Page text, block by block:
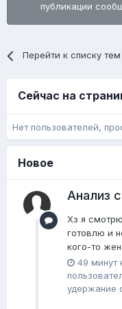
публикации
Перейти к списку тем
Сейчас на
Нет пользователей,
Новое
Анализ
Хз я
готовлю и
кого-то
49 минут
удержание